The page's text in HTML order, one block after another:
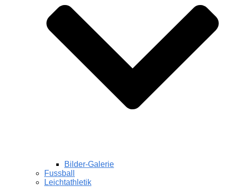
Bilder-Galerie
Fussball
Leichtathletik